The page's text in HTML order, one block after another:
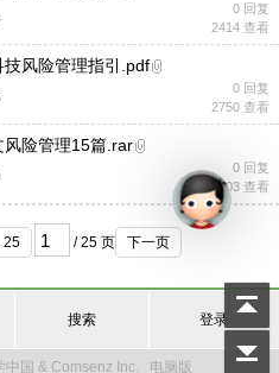
0 回复
2414 查看
技风险管理指引.pdf
0 回复
2750 查看
风险管理15篇.rar
0 回复
2003 查看
.. 25 / 25 页 下一页
搜索 登录
国 & Comsenz Inc. 电脑版